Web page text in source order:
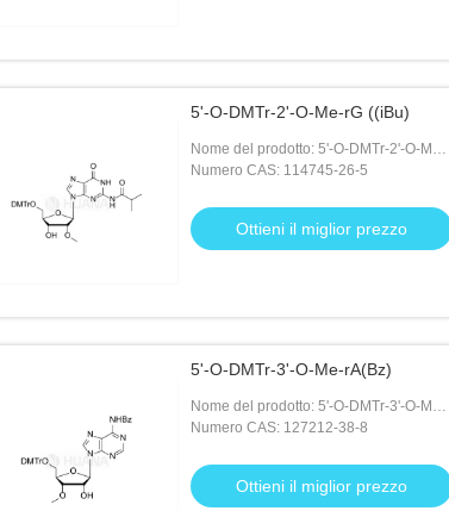
5'-O-DMTr-2'-O-Me-rG ((iBu)
Nome del prodotto: 5'-O-DMTr-2'-O-Me-
rG ((iBu)
Numero CAS: 114745-26-5
Ottieni il miglior prezzo
5'-O-DMTr-3'-O-Me-rA(Bz)
Nome del prodotto: 5'-O-DMTr-3'-O-Me-
rA(Bz)
Numero CAS: 127212-38-8
Ottieni il miglior prezzo